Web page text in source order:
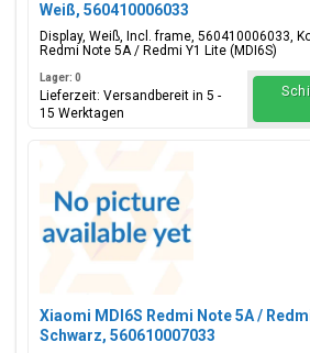
Weiß, 560410006033
Display, Weiß, Incl. frame, 560410006033,
Redmi Note 5A / Redmi Y1 Lite (MDI6S)
Lager: 0
Lieferzeit: Versandbereit in 5 -
15 Werktagen
Xiaomi MDI6S Redmi Note 5A /
Schwarz, 560610007033